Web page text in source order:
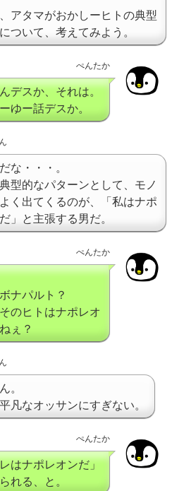
アタマがおかしーヒトの典型
ついて、考えてみよう。
ぺんたか
デスか、それは。
ゆー話デスか。
な・・・。
型的なパターンとして、モノ
く出てくるのが、「私はナポ
」と主張する男だ。
ぺんたか
ナパルト？
のヒトはナポレオ
ぇ？
。
凡なオッサンにすぎない。
ぺんたか
はナポレオンだ」
れる、と。